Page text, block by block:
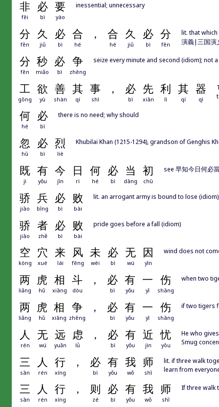
非 必 要
fēi bì yào
inessential; unnecessary
分 久 必 合 ， 合 久 必 分
fēn jiǔ bì hé hé jiǔ bì fēn
lit. that
演義|三国演
分 秒 必 争
fēn miǎo bì zhēng
seize every minute and second (idiom); not
工 欲 善 其 事 ， 必 先 利 其 器
gōng yù shàn qí shì bì xiān lì qí qì
何 必
hé bì
there is no need; why should
忽 必 烈
hū bì liè
Khubilai Khan (1215-1294), grandson of Genghis
既 有 今 日 何 必 当 初
jì yǒu jīn rì hé bì dāng chū
see 早知今日何必
骄 兵 必 败
jiāo bīng bì bài
lit. an arrogant army is bound to lose
骄 者 必 败
jiāo zhě bì bài
pride goes before a fall (idiom)
空 穴 来 风 未 必 无 因
kòng xué lái fēng wèi bì wú yīn
wind does not
两 虎 相 斗 ， 必 有 一 伤
liǎng hǔ xiāng dòu bì yǒu yī shāng
when two
两 虎 相 争 ， 必 有 一 伤
liǎng hǔ xiāng zhēng bì yǒu yī shāng
if two tigers
人 无 远 虑 ， 必 有 近 忧
rén wú yuǎn lǜ bì yǒu jìn yōu
He who
Smug
三 人 行 ， 必 有 我 师
sān rén xíng bì yǒu wǒ shī
lit. if three walk
learn from
三 人 行 ， 则 必 有 我 师
sān rén xíng zé bì yǒu wǒ shī
If three walk